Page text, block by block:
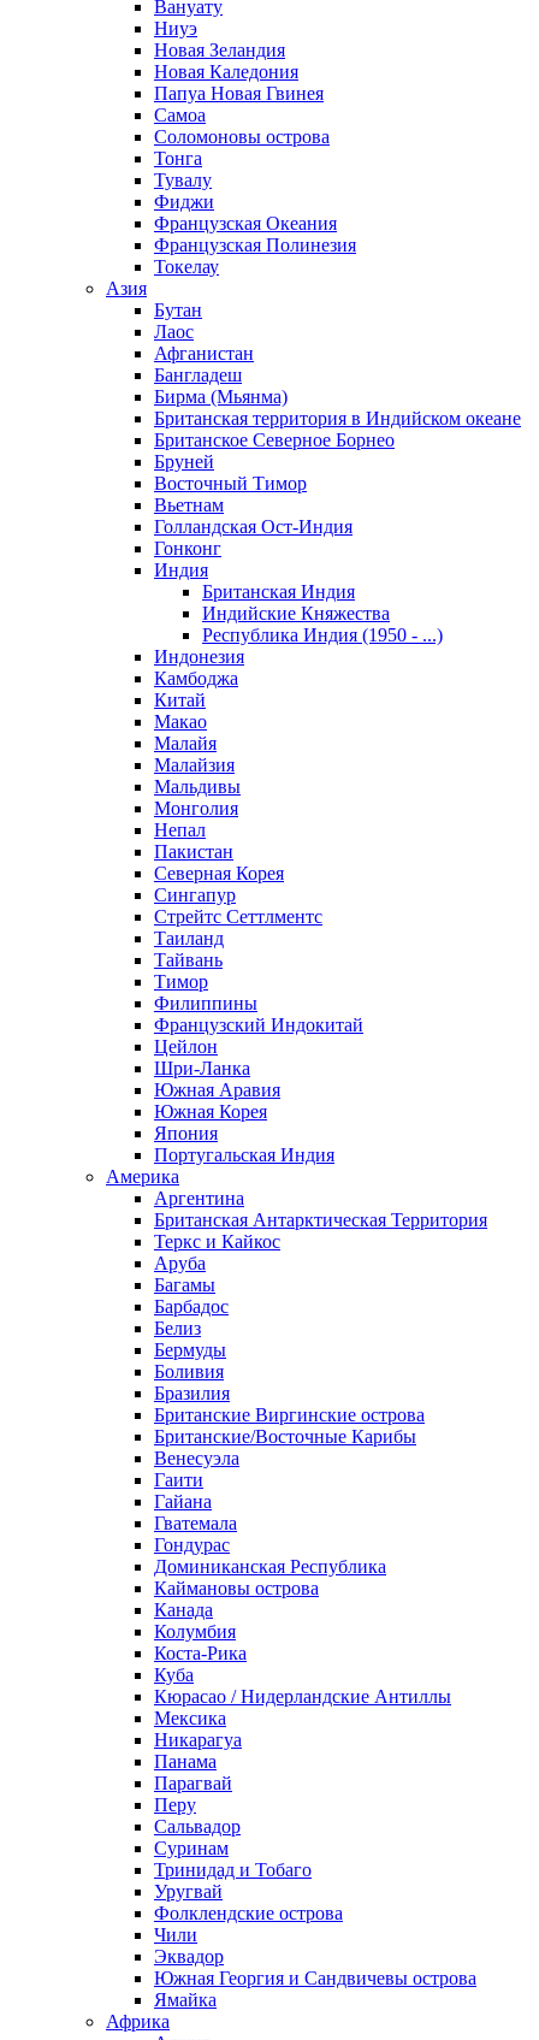
Вануату
Ниуэ
Новая Зеландия
Новая Каледония
Папуа Новая Гвинея
Самоа
Соломоновы острова
Тонга
Тувалу
Фиджи
Французская Океания
Французская Полинезия
Токелау
Азия
Бутан
Лаос
Афганистан
Бангладеш
Бирма (Мьянма)
Британская территория в Индийском океане
Британское Северное Борнео
Бруней
Восточный Тимор
Вьетнам
Голландская Ост-Индия
Гонконг
Индия
Британская Индия
Индийские Княжества
Республика Индия (1950 - ...)
Индонезия
Камбоджа
Китай
Макао
Малайя
Малайзия
Мальдивы
Монголия
Непал
Пакистан
Северная Корея
Сингапур
Стрейтс Сеттлментс
Таиланд
Тайвань
Тимор
Филиппины
Французский Индокитай
Цейлон
Шри-Ланка
Южная Аравия
Южная Корея
Япония
Португальская Индия
Америка
Аргентина
Британская Антарктическая Территория
Теркс и Кайкос
Аруба
Багамы
Барбадос
Белиз
Бермуды
Боливия
Бразилия
Британские Виргинские острова
Британские/Восточные Карибы
Венесуэла
Гаити
Гайана
Гватемала
Гондурас
Доминиканская Республика
Каймановы острова
Канада
Колумбия
Коста-Рика
Куба
Кюрасао / Нидерландские Антиллы
Мексика
Никарагуа
Панама
Парагвай
Перу
Сальвадор
Суринам
Тринидад и Тобаго
Уругвай
Фолклендские острова
Чили
Эквадор
Южная Георгия и Сандвичевы острова
Ямайка
Африка